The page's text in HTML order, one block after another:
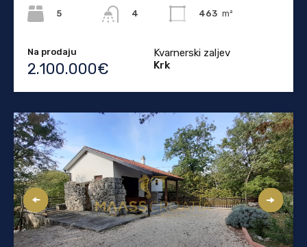
5
4
463 m²
Na prodaju
2.100.000€
Kvarnerski zaljev
Krk